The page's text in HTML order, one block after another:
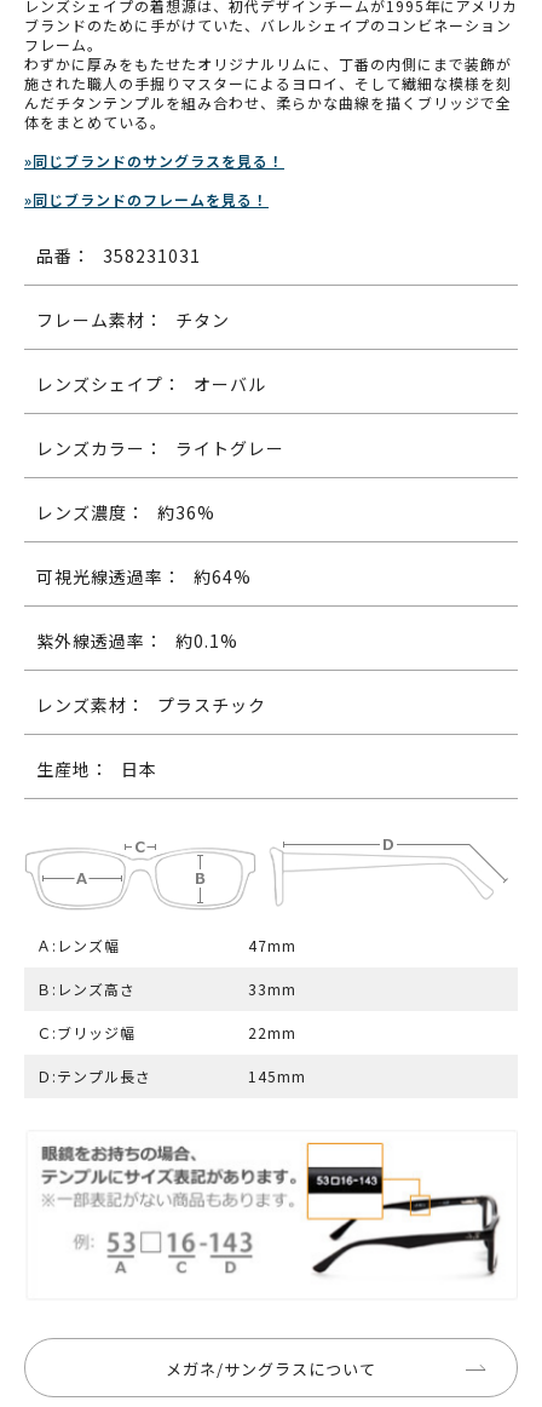
レンズシェイプの着想源は、初代デザインチームが1995年にアメリカ
ブランドのために手がけていた、バレルシェイプのコンビネーション
フレーム。
わずかに厚みをもたせたオリジナルリムに、丁番の内側にまで装飾が
施された職人の手掘りマスターによるヨロイ、そして繊細な模様を刻
んだチタンテンプルを組み合わせ、柔らかな曲線を描くブリッジで全
体をまとめている。
»同じブランドのサングラスを見る！
»同じブランドのフレームを見る！
品番： 358231031
フレーム素材： チタン
レンズシェイプ： オーバル
レンズカラー： ライトグレー
レンズ濃度： 約36%
可視光線透過率： 約64%
紫外線透過率： 約0.1%
レンズ素材： プラスチック
生産地： 日本
Ａ:レンズ幅 47mm
Ｂ:レンズ高さ 33mm
Ｃ:ブリッジ幅 22mm
Ｄ:テンプル長さ 145mm
メガネ/サングラスについて